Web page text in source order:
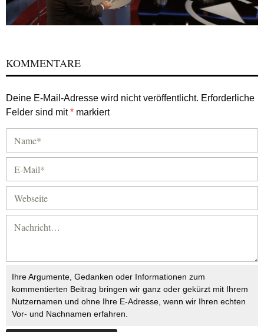
KOMMENTARE
Deine E-Mail-Adresse wird nicht veröffentlicht. Erforderliche
Felder sind mit* markiert
Ihre Argumente, Gedanken oder Informationen zum
kommentierten Beitrag bringen wir ganz oder gekürzt mit Ihrem
Nutzernamen und ohne Ihre E-Adresse, wenn wir Ihren echten
Vor- und Nachnamen erfahren.